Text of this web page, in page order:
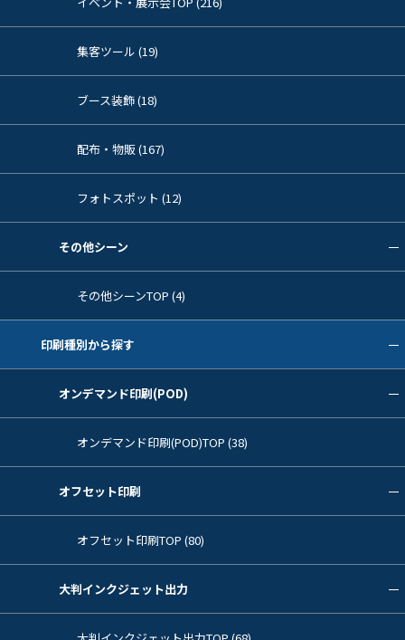
集客ツール (19)
ブース装飾 (18)
配布・物販 (167)
フォトスポット (12)
その他シーン
その他シーンTOP (4)
印刷種別から探す
オンデマンド印刷(POD)
オンデマンド印刷(POD)TOP (38)
オフセット印刷
オフセット印刷TOP (80)
大判インクジェット出力